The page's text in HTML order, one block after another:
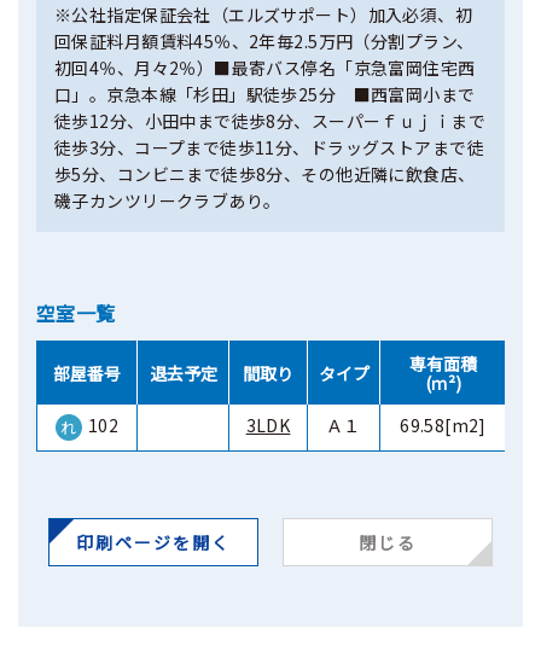
※公社指定保証会社（エルズサポート）加入必須、初
回保証料月額賃料45％、2年毎2.5万円（分割プラン、
初回4％、月々2％）■最寄バス停名「京急富岡住宅西
口」。京急本線「杉田」駅徒歩25分 ■西富岡小まで
徒歩12分、小田中まで徒歩8分、スーパーｆｕｊｉまで
徒歩3分、コープまで徒歩11分、ドラッグストアまで徒
歩5分、コンビニまで徒歩8分、その他近隣に飲食店、
磯子カンツリークラブあり。
空室一覧
部屋番号 退去予定 間取り タイプ
専有面積
(ｍ²)
れ 102 3LDK Ａ１ 69.58[m2]
印刷ページを開く 閉じる